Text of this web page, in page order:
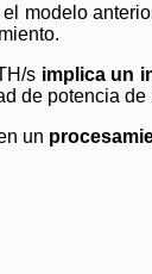
el modelo
s implica un
de potencia
un